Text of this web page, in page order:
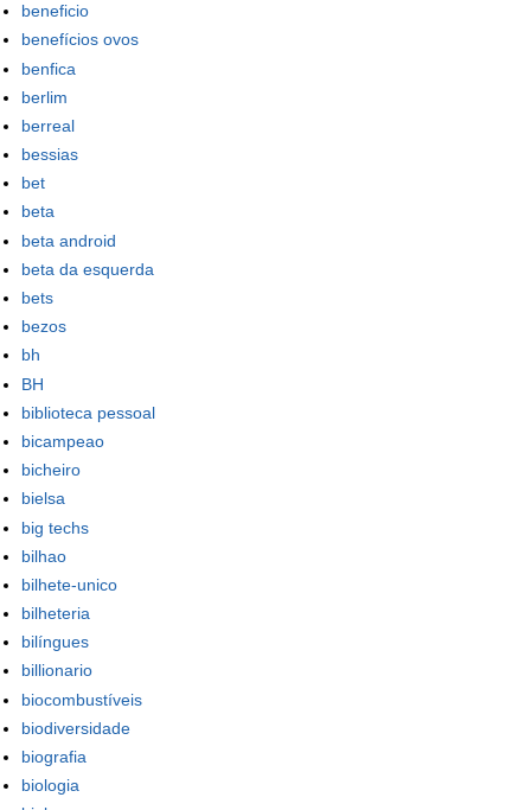
beneficio
benefícios ovos
benfica
berlim
berreal
bessias
bet
beta
beta android
beta da esquerda
bets
bezos
bh
BH
biblioteca pessoal
bicampeao
bicheiro
bielsa
big techs
bilhao
bilhete-unico
bilheteria
bilíngues
billionario
biocombustíveis
biodiversidade
biografia
biologia